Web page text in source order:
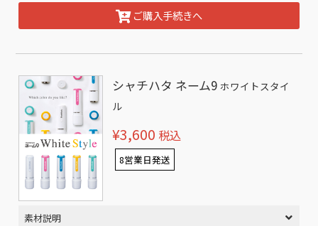
ご購入手続きへ
シャチハタ ネーム9 ホワイトスタイ
ル
¥3,600 税込
8営業日発送
素材説明